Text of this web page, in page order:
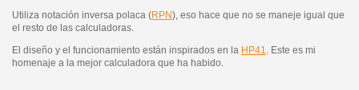
Utiliza notación inversa polaca (RPN), eso hace que no se maneje igual que
el resto de las calculadoras.
El diseño y el funcionamiento están inspirados en la HP41. Este es mi
homenaje a la mejor calculadora que ha habido.